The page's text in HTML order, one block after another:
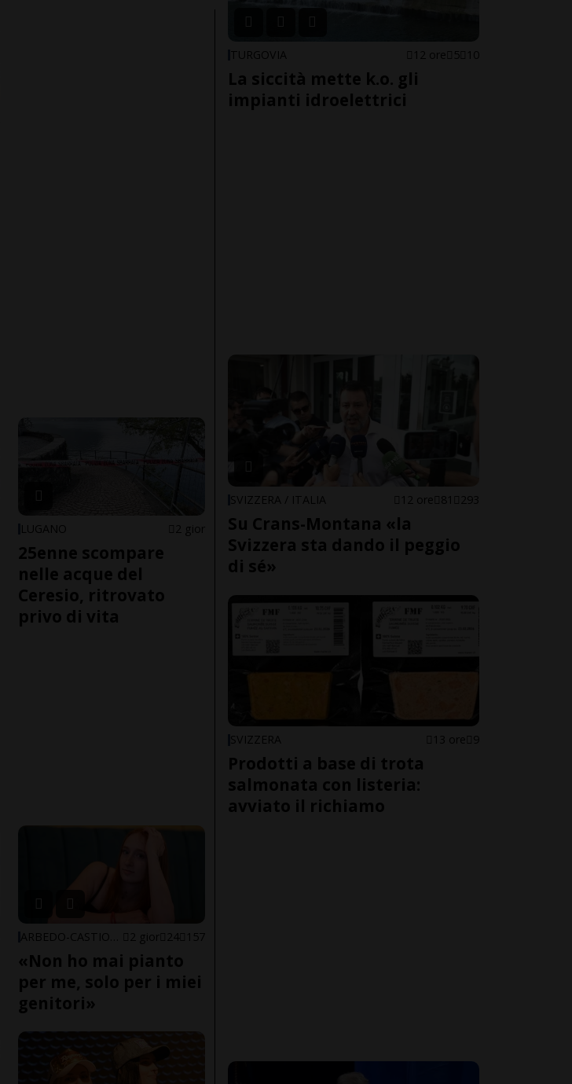
LUGANO 2 gior
25enne scompare
nelle acque del
Ceresio, ritrovato
privo di vita
2 gior 24 157
«Non ho mai pianto
per me, solo per i miei
genitori»
TURGOVIA 12 ore 5 10
La siccità mette k.o. gli
impianti idroelettrici
SVIZZERA / ITALIA 12 ore 81 293
Su Crans-Montana «la
Svizzera sta dando il peggio
di sé»
SVIZZERA 13 ore 9
Prodotti a base di trota
salmonata con listeria:
avviato il richiamo